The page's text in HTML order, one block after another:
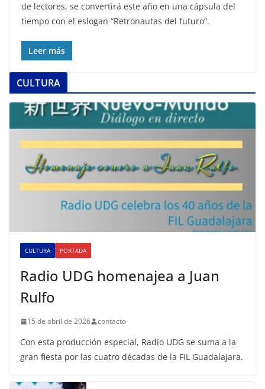
de lectores, se convertirá este año en una cápsula del
tiempo con el eslogan “Retronautas del futuro”.
Leer más
CULTURA
CULTURA PORTADA
Radio UDG homenajea a Juan
Rulfo
15 de abril de 2026 contacto
Con esta producción especial, Radio UDG se suma a la
gran fiesta por las cuatro décadas de la FIL Guadalajara.